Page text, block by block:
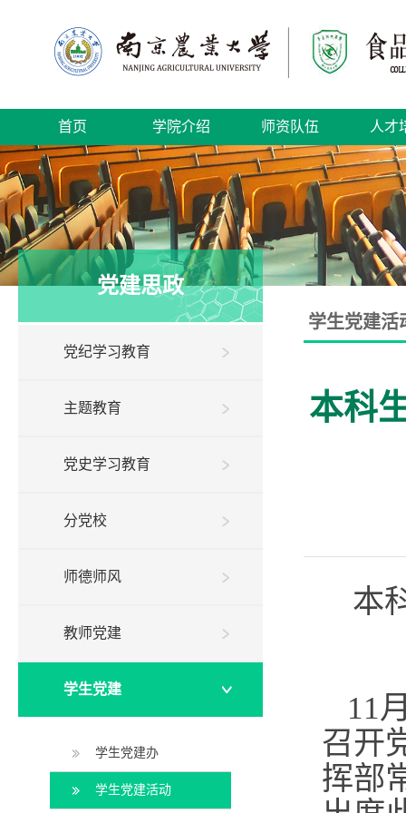
首页 学院介绍 师资队伍 人才
党建思政
党纪学习教育
主题教育
党史学习教育
分党校
师德师风
教师党建
学生党建
学生党建办
学生党建活动
学生党建活
本科
本
11
召开
挥部